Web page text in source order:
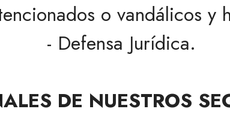
o vandálicos y
- Defensa Jurídica.
DE NUESTROS